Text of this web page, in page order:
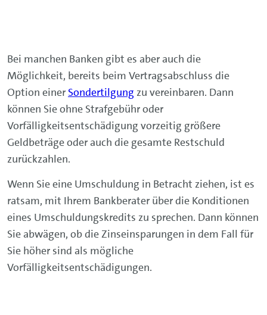
Bei manchen Banken gibt es aber auch die
Möglichkeit, bereits beim Vertragsabschluss die
Option einer Sondertilgung zu vereinbaren. Dann
können Sie ohne Strafgebühr oder
Vorfälligkeitsentschädigung vorzeitig größere
Geldbeträge oder auch die gesamte Restschuld
zurückzahlen.
Wenn Sie eine Umschuldung in Betracht ziehen, ist es
ratsam, mit Ihrem Bankberater über die Konditionen
eines Umschuldungskredits zu sprechen. Dann können
Sie abwägen, ob die Zinseinsparungen in dem Fall für
Sie höher sind als mögliche
Vorfälligkeitsentschädigungen.